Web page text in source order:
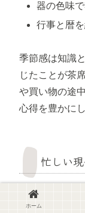
器の色味
行事と暦
季節感は知識
じたことが茶
や買い物の途
心得を豊かに
忙しい
茶道の心得を
ホーム